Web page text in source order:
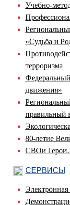
Учебно-
«Судьба и
терроризма
движения»
правильный
80-летие
СВОи Герои.
СЕРВИСЫ
Электронная